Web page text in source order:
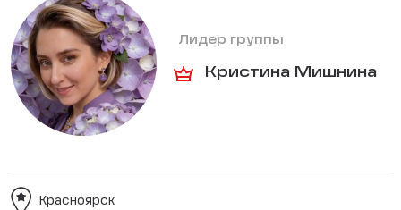
Лидер группы
Кристина Мишнина
Красноярск